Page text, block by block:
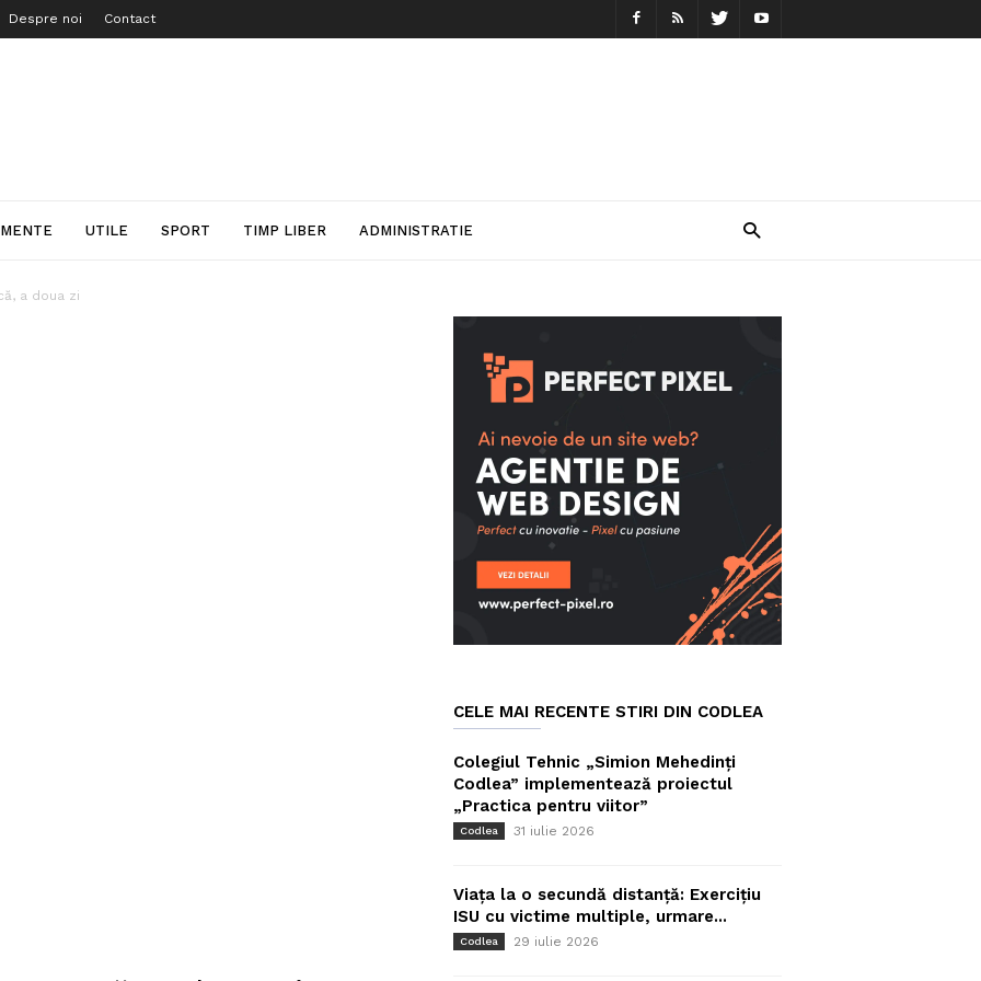
Despre noi Contact
UTILE SPORT TIMP LIBER ADMINISTRATIE
a doua zi
CELE MAI RECENTE STIRI DIN CODLEA
Colegiul Tehnic „Simion Mehedinți
Codlea” implementează proiectul
„Practica pentru viitor”
Codlea 31 iulie 2026
Viața la o secundă distanță: Exercițiu
ISU cu victime multiple, urmare...
Codlea 29 iulie 2026